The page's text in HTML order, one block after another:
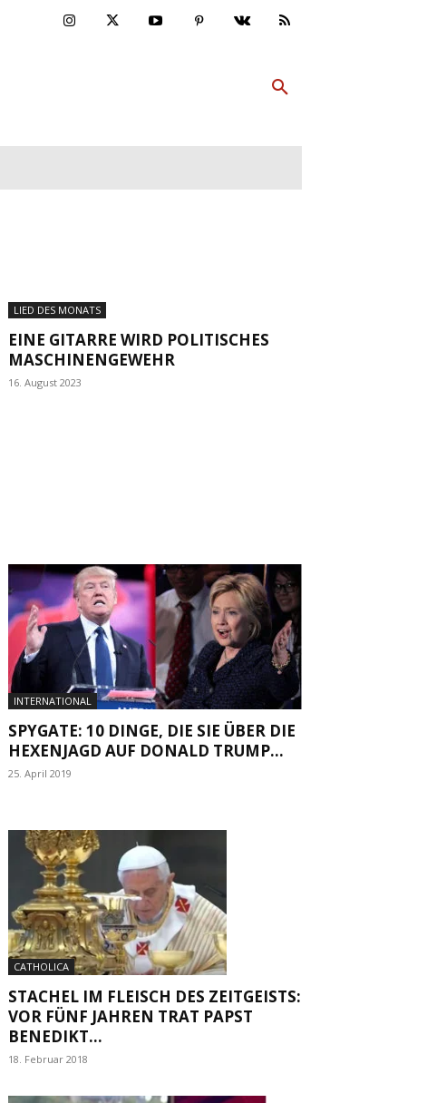
LIED DES MONATS
EINE GITARRE WIRD POLITISCHES
MASCHINENGEWEHR
16. August 2023
INTERNATIONAL
SPYGATE: 10 DINGE, DIE SIE ÜBER DIE
HEXENJAGD AUF DONALD TRUMP...
25. April 2019
CATHOLICA
STACHEL IM FLEISCH DES ZEITGEISTS:
VOR FÜNF JAHREN TRAT PAPST
BENEDIKT...
18. Februar 2018